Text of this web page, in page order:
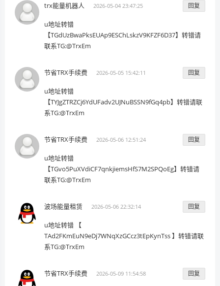
trx能量机器人 2026-05-04 23:47:25 回复
u地址转错
【TGdUzBwaPksEUAp9ESChLskzV9KFZF6D37】转错请
联系TG:@TrxEm
节省TRX手续费 2026-05-05 15:42:11 回复
u地址转错
【TYJgZTRZCj6YdUFadv2UJNuBSSN9fGq4pb】转错请联
系TG:@TrxEm
节省TRX手续费 2026-05-06 12:51:24 回复
u地址转错
【TGvo5PuXVdiCF7qnkjiemsHfS7M2SPQoEg】转错请
联系TG:@TrxEm
波场能量租赁 2026-05-06 22:32:14 回复
u地址转错 【
TAd2FKmEuN9eDj7WNqXzGCcz3tEpKynTss 】转错请联
系TG:@TrxEm
节省TRX手续费 2026-05-09 11:54:58 回复